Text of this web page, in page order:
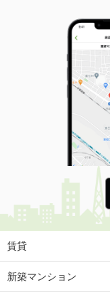
賃貸
新築マンション